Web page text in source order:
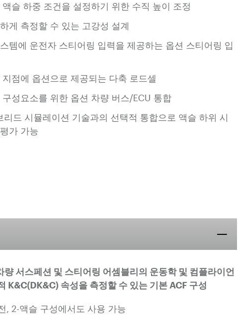
슬 하중 조건을 설정하기 위한 수직 높이 조정
게 측정할 수 있는 고강성 설계
템에 운전자 스티어링 입력을 제공하는 옵션 스티어링 입
점에 옵션으로 제공되는 다축 로드셀
성요소를 위한 옵션 차량 버스/ECU 통합
리드 시뮬레이션 기술과의 선택적 통합으로 액슬 하위 시
가 가능
량 서스페션 및 스티어링 어셈블리의 운동학 및 컴플라이언
K&C(DK&C) 속성을 측정할 수 있는 기본 ACF 구성
, 2-액슬 구성에서도 사용 가능